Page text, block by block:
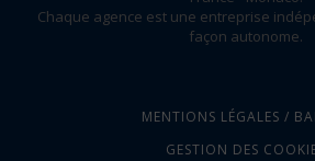
Chaque agence est une entreprise
façon autonome.
MENTIONS LÉGALES /
GESTION DES